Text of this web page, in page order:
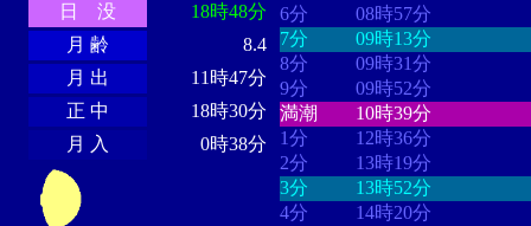
日 没
18時48分
月 齢
8.4
月 出
11時47分
正 中
18時30分
月 入
0時38分
6分
08時57分
7分
09時13分
8分
09時31分
9分
09時52分
満潮
10時39分
1分
12時36分
2分
13時19分
3分
13時52分
4分
14時20分